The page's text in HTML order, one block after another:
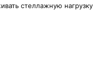
стеллажную нагрузку